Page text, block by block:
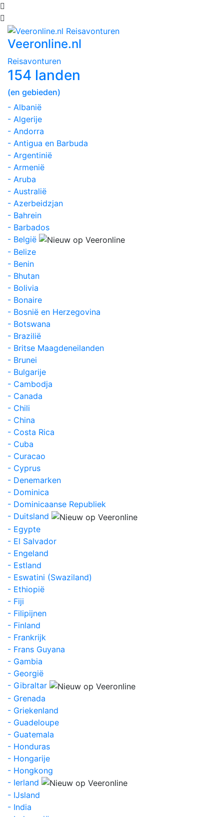
Veeronline.nl
Reisavonturen
154 landen
(en gebieden)
- Albanië
- Algerije
- Andorra
- Antigua en Barbuda
- Argentinië
- Armenië
- Aruba
- Australië
- Azerbeidzjan
- Bahrein
- Barbados
- België
- Belize
- Benin
- Bhutan
- Bolivia
- Bonaire
- Bosnië en Herzegovina
- Botswana
- Brazilië
- Britse Maagdeneilanden
- Brunei
- Bulgarije
- Cambodja
- Canada
- Chili
- China
- Costa Rica
- Cuba
- Curacao
- Cyprus
- Denemarken
- Dominica
- Dominicaanse Republiek
- Duitsland
- Egypte
- El Salvador
- Engeland
- Estland
- Eswatini (Swaziland)
- Ethiopië
- Fiji
- Filipijnen
- Finland
- Frankrijk
- Frans Guyana
- Gambia
- Georgië
- Gibraltar
- Grenada
- Griekenland
- Guadeloupe
- Guatemala
- Honduras
- Hongarije
- Hongkong
- Ierland
- IJsland
- India